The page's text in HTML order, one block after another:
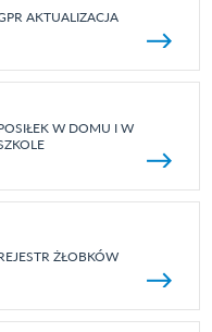
AKTUALIZACJA
W DOMU I W
ŻŁOBKÓW